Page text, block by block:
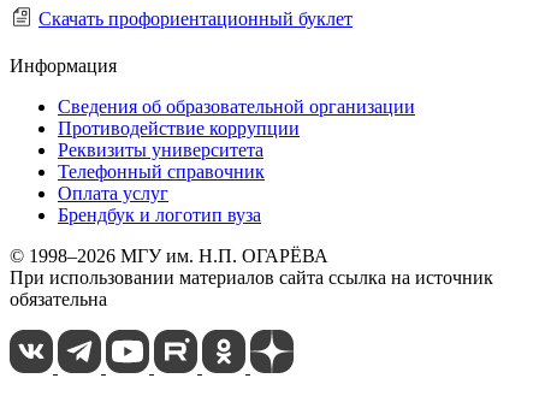
Скачать профориентационный буклет
Информация
Сведения об образовательной организации
Противодействие коррупции
Реквизиты университета
Телефонный справочник
Оплата услуг
Брендбук и логотип вуза
© 1998–2026 МГУ им. Н.П. ОГАРЁВА
При использовании материалов сайта ссылка на источник
обязательна